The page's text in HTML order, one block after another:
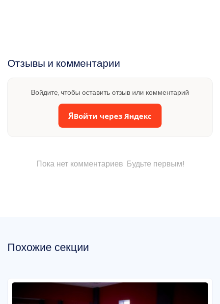
Отзывы и комментарии
Войдите, чтобы оставить отзыв или комментарий
ЯВойти через Яндекс
Пока нет комментариев. Будьте первым!
Похожие секции